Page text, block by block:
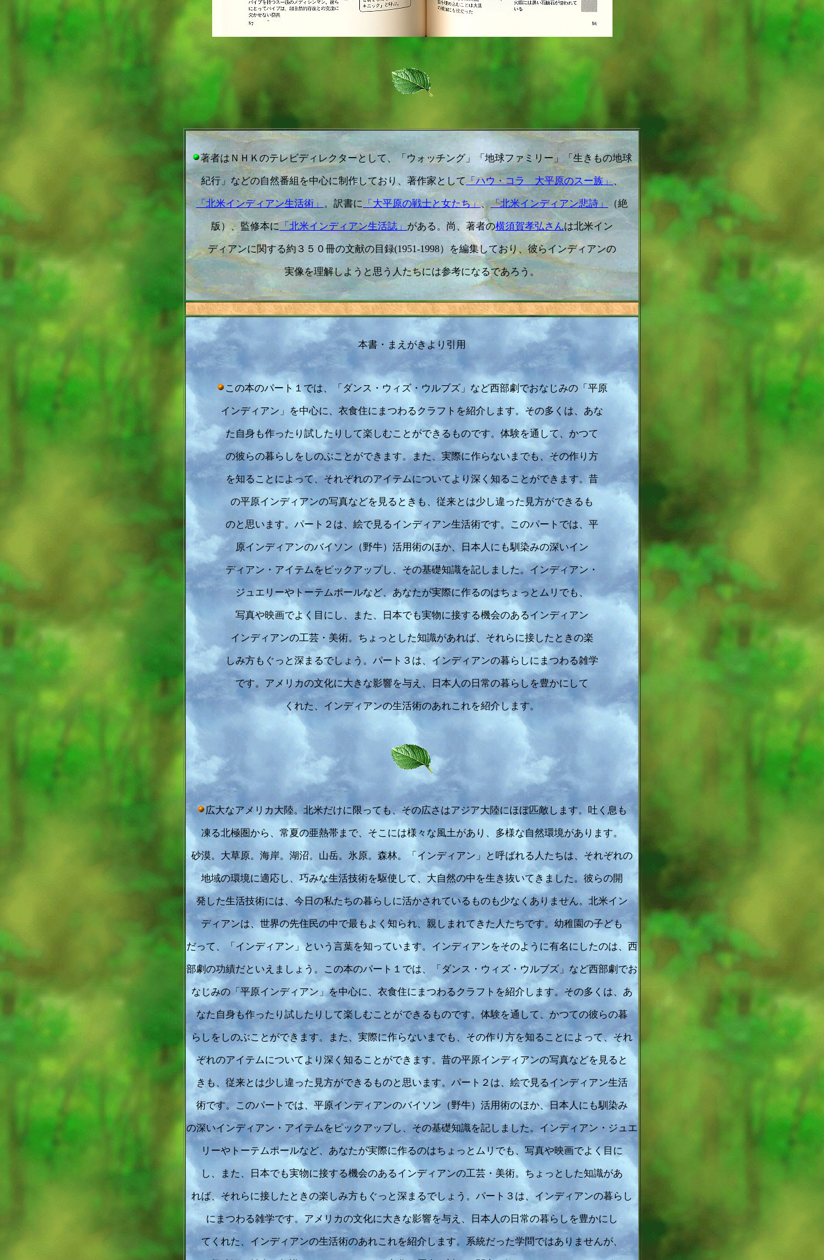
著者はＮＨＫのテレビディレクターとして、「ウォッチング」「地球ファミリー」「生きもの地球
紀行」などの自然番組を中心に制作しており、著作家として 「ハウ・コラ 大平原のスー族」
「北米インディアン生活術」 。訳書に 「大平原の戦士と女たち」、「北米インディアン悲詩」 （絶
版）、監修本に 「北米インディアン生活誌」 がある。尚、著者の横須賀孝弘さんは北米イン
ディアンに関する約３５０冊の文献の目録(1951-1998）を編集しており、彼らインディアンの
実像を理解しようと思う人たちには参考になるであろう。
本書・まえがきより引用
この本のパート１では、「ダンス・ウィズ・ウルブズ」など西部劇でおなじみの「平原
インディアン」を中心に、衣食住にまつわるクラフトを紹介します。その多くは、あな
た自身も作ったり試したりして楽しむことができるものです。体験を通して、かつて
の彼らの暮らしをしのぶことができます。また、実際に作らないまでも、その作り方
を知ることによって、それぞれのアイテムについてより深く知ることができます。昔
の平原インディアンの写真などを見るときも、従来とは少し違った見方ができるも
のと思います。パート２は、絵で見るインディアン生活術です。このパートでは、平
原インディアンのバイソン（野牛）活用術のほか、日本人にも馴染みの深いイン
ディアン・アイテムをピックアップし、その基礎知識を記しました。インディアン・
ジュエリーやトーテムポールなど、あなたが実際に作るのはちょっとムリでも、
写真や映画でよく目にし、また、日本でも実物に接する機会のあるインディアン
インディアンの工芸・美術。ちょっとした知識があれば、それらに接したときの楽
しみ方もぐっと深まるでしょう。パート３は、インディアンの暮らしにまつわる雑学
です。アメリカの文化に大きな影響を与え、日本人の日常の暮らしを豊かにして
くれた、インディアンの生活術のあれこれを紹介します。
広大なアメリカ大陸。北米だけに限っても、その広さはアジア大陸にほぼ匹敵します。吐く息も
凍る北極圏から、常夏の亜熱帯まで、そこには様々な風土があり、多様な自然環境があります。
砂漠。大草原。海岸。湖沼。山岳。氷原。森林。「インディアン」と呼ばれる人たちは、それぞれの
地域の環境に適応し、巧みな生活技術を駆使して、大自然の中を生き抜いてきました。彼らの開
発した生活技術には、今日の私たちの暮らしに活かされているものも少なくありません。北米イン
ディアンは、世界の先住民の中で最もよく知られ、親しまれてきた人たちです。幼稚園の子ども
だって、「インディアン」という言葉を知っています。インディアンをそのように有名にしたのは、西
部劇の功績だといえましょう。この本のパート１では、「ダンス・ウィズ・ウルブズ」など西部劇でお
なじみの「平原インディアン」を中心に、衣食住にまつわるクラフトを紹介します。その多くは、あ
なた自身も作ったり試したりして楽しむことができるものです。体験を通して、かつての彼らの暮
らしをしのぶことができます。また、実際に作らないまでも、その作り方を知ることによって、それ
ぞれのアイテムについてより深く知ることができます。昔の平原インディアンの写真などを見ると
きも、従来とは少し違った見方ができるものと思います。パート２は、絵で見るインディアン生活
術です。このパートでは、平原インディアンのバイソン（野牛）活用術のほか、日本人にも馴染み
の深いインディアン・アイテムをピックアップし、その基礎知識を記しました。インディアン・ジュエ
リーやトーテムポールなど、あなたが実際に作るのはちょっとムリでも、写真や映画でよく目に
し、また、日本でも実物に接する機会のあるインディアンの工芸・美術。ちょっとした知識があ
れば、それらに接したときの楽しみ方もぐっと深まるでしょう。パート３は、インディアンの暮らし
にまつわる雑学です。アメリカの文化に大きな影響を与え、日本人の日常の暮らしを豊かにし
てくれた、インディアンの生活術のあれこれを紹介します。系統だった学問ではありませんが、